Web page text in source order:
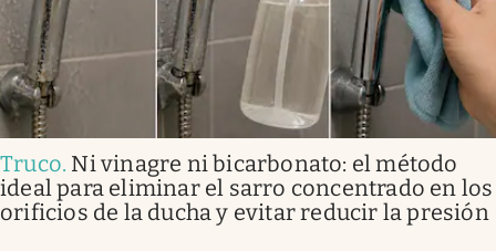
Truco. Ni vinagre ni bicarbonato: el método
ideal para eliminar el sarro concentrado en los
orificios de la ducha y evitar reducir la presión